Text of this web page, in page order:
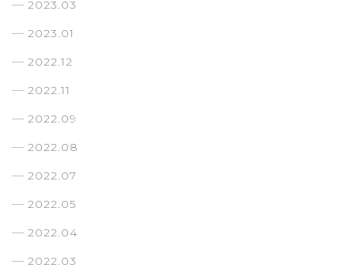
2023.03
2023.01
2022.12
2022.11
2022.09
2022.08
2022.07
2022.05
2022.04
2022.03